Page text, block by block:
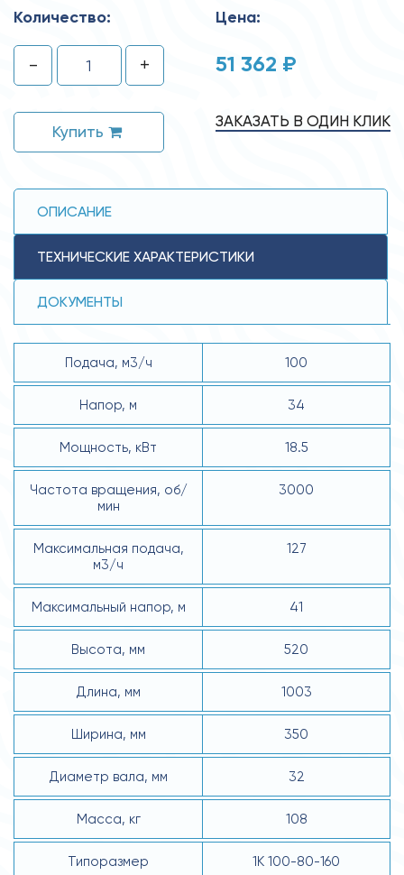
Количество:
- +
Купить
Цена:
51 362 ₽
ЗАКАЗАТЬ В ОДИН КЛИК
ОПИСАНИЕ
ТЕХНИЧЕСКИЕ ХАРАКТЕРИСТИКИ
ДОКУМЕНТЫ
Подача, м3/ч 100
Напор, м 34
Мощность, кВт 18.5
Частота вращения, об/
мин
3000
Максимальная подача,
м3/ч
127
Максимальный напор, м 41
Высота, мм 520
Длина, мм 1003
Ширина, мм 350
Диаметр вала, мм 32
Масса, кг 108
Типоразмер 1К 100-80-160